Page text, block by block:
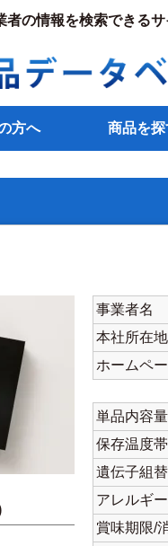
の情報を検索できるサ
方へ 商品を探
事業者名
本社所在地
ホームペ
単品内容量
保存温度帯
遺伝子組
アレルギ
賞味期限/